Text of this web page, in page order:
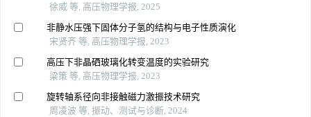
徐威 等, 高压物理学报, 2025
非静水压强下固体分子氢的结构与电子性质演化
宋贤齐 等, 高压物理学报, 2023
高压下非晶硒玻璃化转变温度的实验研究
梁策 等, 高压物理学报, 2023
旋转轴系径向非接触磁力激振技术研究
周凌波 等, 振动、测试与诊断, 2024